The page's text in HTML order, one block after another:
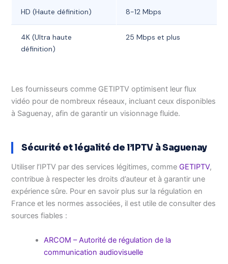
HD (Haute définition) 8-12 Mbps
4K (Ultra haute
définition)
25 Mbps et plus
Les fournisseurs comme GETIPTV optimisent leur flux
vidéo pour de nombreux réseaux, incluant ceux disponibles
à Saguenay, afin de garantir un visionnage fluide.
Sécurité et légalité de l’IPTV à Saguenay
Utiliser l’IPTV par des services légitimes, comme GETIPTV,
contribue à respecter les droits d’auteur et à garantir une
expérience sûre. Pour en savoir plus sur la régulation en
France et les normes associées, il est utile de consulter des
sources fiables :
ARCOM – Autorité de régulation de la
communication audiovisuelle